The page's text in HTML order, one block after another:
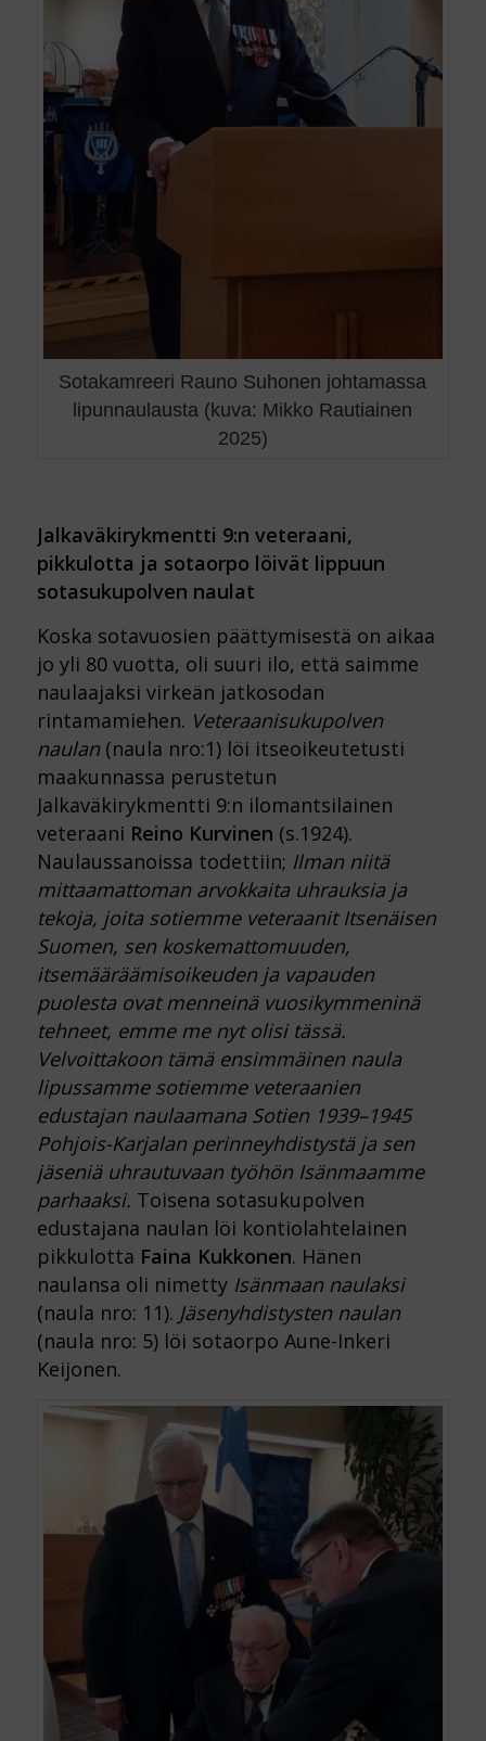
Sotakamreeri Rauno Suhonen johtamassa
lipunnaulausta (kuva: Mikko Rautiainen
2025)
Jalkaväkirykmentti 9:n veteraani,
pikkulotta ja sotaorpo löivät lippuun
sotasukupolven naulat
Koska sotavuosien päättymisestä on aikaa
jo yli 80 vuotta, oli suuri ilo, että saimme
naulaajaksi virkeän jatkosodan
rintamamiehen. Veteraanisukupolven
naulan(naula nro:1) löi itseoikeutetusti
maakunnassa perustetun
Jalkaväkirykmentti 9:n ilomantsilainen
veteraani Reino Kurvinen (s.1924).
Naulaussanoissa todettiin; Ilman niitä
mittaamattoman arvokkaita uhrauksia ja
tekoja, joita sotiemme veteraanit Itsenäisen
Suomen, sen koskemattomuuden,
itsemääräämisoikeuden ja vapauden
puolesta ovat menneinä vuosikymmeninä
tehneet, emme me nyt olisi tässä.
Velvoittakoon tämä ensimmäinen naula
lipussamme sotiemme veteraanien
edustajan naulaamana Sotien 1939–1945
Pohjois-Karjalan perinneyhdistystä ja sen
jäseniä uhrautuvaan työhön Isänmaamme
parhaaksi. Toisena sotasukupolven
edustajana naulan löi kontiolahtelainen
pikkulotta Faina Kukkonen. Hänen
naulansa oli nimetty Isänmaan naulaksi
(naula nro: 11). Jäsenyhdistysten naulan
(naula nro: 5) löi sotaorpo Aune-Inkeri
Keijonen.